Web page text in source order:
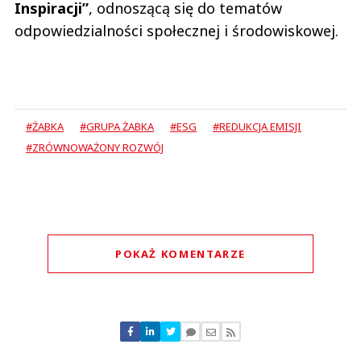
Inspiracji”, odnoszącą się do tematów
odpowiedzialności społecznej i środowiskowej.
#ŻABKA #GRUPA ŻABKA #ESG
#REDUKCJA EMISJI
#ZRÓWNOWAŻONY ROZWÓJ
POKAŻ KOMENTARZE